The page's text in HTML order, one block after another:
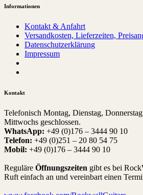
Informationen
Kontakt & Anfahrt
Versandkosten, Lieferzeiten,
Datenschutzerklärung
Impressum
Kontakt
Telefonisch Montag, Dienstag,
Mittwochs geschlossen.
WhatsApp: +49 (0)176 – 3444 90 10
Telefon: +49 (0)251 – 20 80 54 75
Mobil: +49 (0)176 – 3444 90 10
Reguläre Öffnungszeiten gibt es bei
Ruft einfach an und vereinbart einen